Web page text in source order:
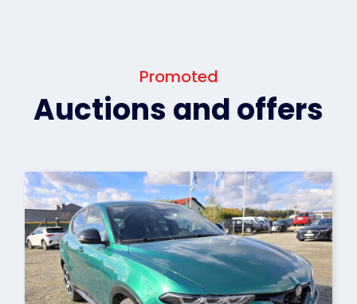
Promoted
Auctions and offers